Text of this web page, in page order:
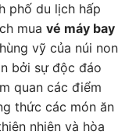
phố du lịch hấp
mua vé máy bay
vỹ của núi non
bởi sự độc đáo
quan các điểm
thức các món ăn
nhiên và hòa